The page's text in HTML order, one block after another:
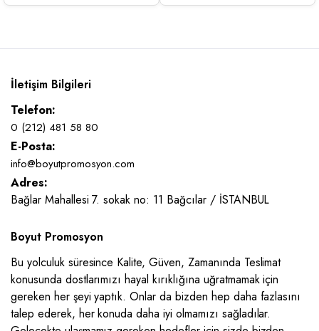
İletişim Bilgileri
Telefon:
0 (212) 481 58 80
E-Posta:
info@boyutpromosyon.com
Adres:
Bağlar Mahallesi 7. sokak no: 11 Bağcılar / İSTANBUL
Boyut Promosyon
Bu yolculuk süresince Kalite, Güven, Zamanında Teslimat
konusunda dostlarımızı hayal kırıklığına uğratmamak için
gereken her şeyi yaptık. Onlar da bizden hep daha fazlasını
talep ederek, her konuda daha iyi olmamızı sağladılar.